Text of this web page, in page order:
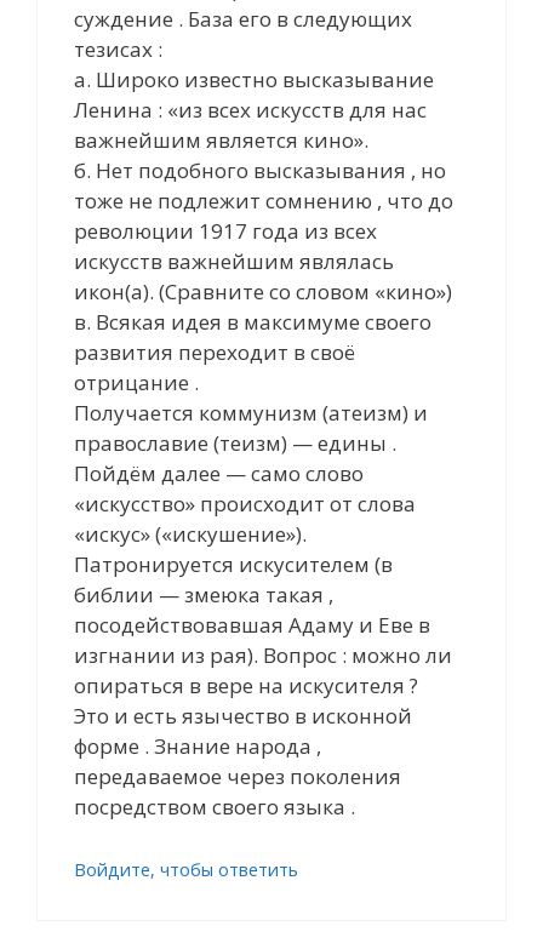
суждение . База его в следующих
тезисах :
а. Широко известно высказывание
Ленина : «из всех искусств для нас
важнейшим является кино».
б. Нет подобного высказывания , но
тоже не подлежит сомнению , что до
революции 1917 года из всех
искусств важнейшим являлась
икон(а). (Сравните со словом «кино»)
в. Всякая идея в максимуме своего
развития переходит в своё
отрицание .
Получается коммунизм (атеизм) и
православие (теизм) — едины .
Пойдём далее — само слово
«искусство» происходит от слова
«искус» («искушение»).
Патронируется искусителем (в
библии — змеюка такая ,
посодействовавшая Адаму и Еве в
изгнании из рая). Вопрос : можно ли
опираться в вере на искусителя ?
Это и есть язычество в исконной
форме . Знание народа ,
передаваемое через поколения
посредством своего языка .
Войдите, чтобы ответить